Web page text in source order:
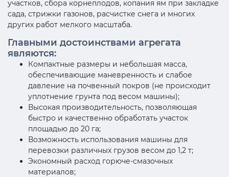
участков, сбора корнеплодов, копания ям при закладке
сада, стрижки газонов, расчистке снега и многих
других работ мелкого масштаба.
Главными достоинствами агрегата
являются:
Компактные размеры и небольшая масса,
обеспечивающие маневренность и слабое
давление на почвенный покров (не происходит
уплотнение грунта под весом машины);
Высокая производительность, позволяющая
быстро и качественно обработать участок
площадью до 20 га;
Возможность использования машины для
перевозки различных грузов весом до 1,2 т;
Экономный расход горюче-смазочных
материалов;